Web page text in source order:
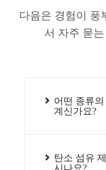
다음은 경험이 풍
서 자주 묻
어떤 종류
계신가요?
탄소 섬유
시나요?